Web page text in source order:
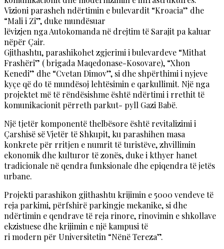
Vizioni parasheh ndërtimin e bulevardit “Kroacia” dhe
“Mali i Zi”, duke mundësuar
lëvizjen nga Autokomanda në drejtim të Sarajit pa kaluar
nëpër Çair.
Gjithashtu, parashikohet zgjerimi i bulevardeve “Mithat
Frashëri” ( brigada Maqedonase-Kosovare), “Xhon
Kenedi” dhe “Cvetan Dimov”, si dhe shpërthimi i nyjeve
kyçe që do të mundësoj lehtësimin e qarkullimit. Një nga
projektet më të rëndësishme është ndërtimi i rrethit të
komunikacionit përreth parkut- pyll Gazi Babë.
Një tjetër komponentë thelbësore është revitalizimi i
Çarshisë së Vjetër të Shkupit, ku parashihen masa
konkrete për rritjen e numrit të turistëve, zhvillimin
ekonomik dhe kulturor të zonës, duke i kthyer hanet
tradicionale në qendra funksionale dhe epiqendra të jetës
urbane.
Projekti parashikon gjithashtu krijimin e 5000 vendeve të
reja parkimi, përfshirë parkingje mekanike, si dhe
ndërtimin e qendrave të reja rinore, rinovimin e shkollave
ekzistuese dhe krijimin e një kampusi të
ri modern për Universitetin “Nënë Tereza”.